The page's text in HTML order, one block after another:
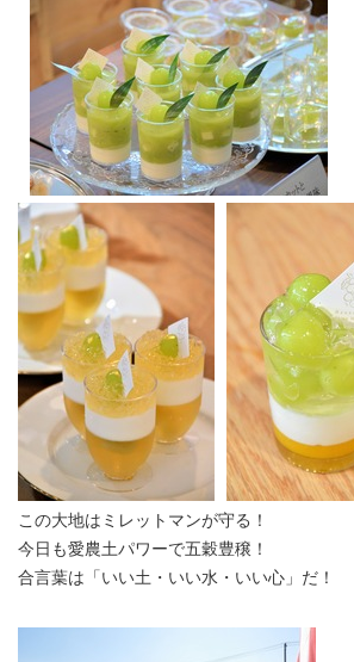
この大地はミレットマンが守る！
今日も愛農土パワーで五穀豊穣！
合言葉は「いい土・いい水・いい心」だ！